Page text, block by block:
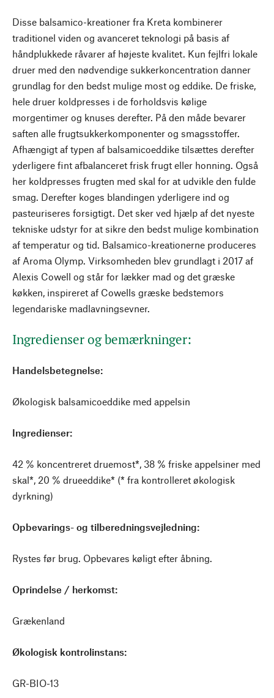
Disse balsamico-kreationer fra Kreta kombinerer
traditionel viden og avanceret teknologi på basis af
håndplukkede råvarer af højeste kvalitet. Kun fejlfri lokale
druer med den nødvendige sukkerkoncentration danner
grundlag for den bedst mulige most og eddike. De friske,
hele druer koldpresses i de forholdsvis kølige
morgentimer og knuses derefter. På den måde bevarer
saften alle frugtsukkerkomponenter og smagsstoffer.
Afhængigt af typen af balsamicoeddike tilsættes derefter
yderligere fint afbalanceret frisk frugt eller honning. Også
her koldpresses frugten med skal for at udvikle den fulde
smag. Derefter koges blandingen yderligere ind og
pasteuriseres forsigtigt. Det sker ved hjælp af det nyeste
tekniske udstyr for at sikre den bedst mulige kombination
af temperatur og tid. Balsamico-kreationerne produceres
af Aroma Olymp. Virksomheden blev grundlagt i 2017 af
Alexis Cowell og står for lækker mad og det græske
køkken, inspireret af Cowells græske bedstemors
legendariske madlavningsevner.
Ingredienser og bemærkninger:
Handelsbetegnelse:
Økologisk balsamicoeddike med appelsin
Ingredienser:
42 % koncentreret druemost*, 38 % friske appelsiner med
skal*, 20 % drueeddike* (* fra kontrolleret økologisk
dyrkning)
Opbevarings- og tilberedningsvejledning:
Rystes før brug. Opbevares køligt efter åbning.
Oprindelse / herkomst:
Grækenland
Økologisk kontrolinstans:
GR-BIO-13